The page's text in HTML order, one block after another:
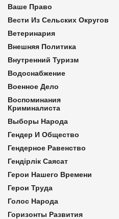
Ваше Право
Вести Из Сельских Округов
Ветеринария
Внешняя Политика
Внутренний Туризм
Водоснабжение
Военное Дело
Воспоминания
Криминалиста
Выборы Народа
Гендер И Общество
Гендерное Равенство
Гендірлік Саясат
Герои Нашего Времени
Герои Труда
Голос Народа
Горизонты Развития